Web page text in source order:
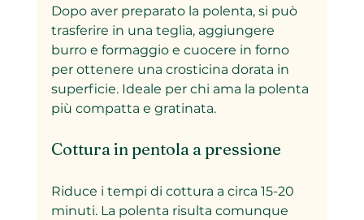
Dopo aver preparato la polenta, si può
trasferire in una teglia, aggiungere
burro e formaggio e cuocere in forno
per ottenere una crosticina dorata in
superficie. Ideale per chi ama la polenta
più compatta e gratinata.
Cottura in pentola a pressione
Riduce i tempi di cottura a circa 15-20
minuti. La polenta risulta comunque